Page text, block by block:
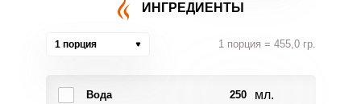
ИНГРЕДИЕНТЫ
1 порция 1 порция = 455,0 гр.
Вода 250 мл.